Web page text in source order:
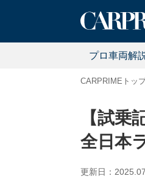
プロ車両解
CARPRIMEトッ
【試
全日本
更新日：